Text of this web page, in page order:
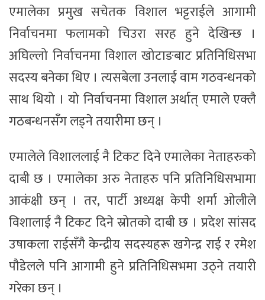
एमालेका प्रमुख सचेतक विशाल भट्टराईले आगामी
निर्वाचनमा फलामको चिउरा सरह हुने देखिन्छ ।
अघिल्लो निर्वाचनमा विशाल खोटाङबाट प्रतिनिधिसभा
सदस्य बनेका थिए । त्यसबेला उनलाई वाम गठवन्धनको
साथ थियो । यो निर्वाचनमा विशाल अर्थात् एमाले एक्लै
गठबन्धनसँग लड्ने तयारीमा छन् ।
एमालेले विशाललाई नै टिकट दिने एमालेका नेताहरुको
दाबी छ । एमालेका अरु नेताहरु पनि प्रतिनिधिसभामा
आकंक्षी छन् । तर, पार्टी अध्यक्ष केपी शर्मा ओलीले
विशालाई नै टिकट दिने स्रोतको दाबी छ । प्रदेश सांसद
उषाकला राईसँगै केन्द्रीय सदस्यहरू खगेन्द्र राई र रमेश
पौडेलले पनि आगामी हुने प्रतिनिधिसभमा उठ्ने तयारी
गरेका छन् ।